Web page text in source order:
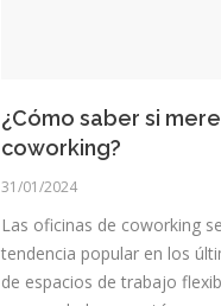
¿Cómo saber si
coworking?
31/01/2024
Las oficinas de coworking
tendencia popular en los
de espacios de trabajo